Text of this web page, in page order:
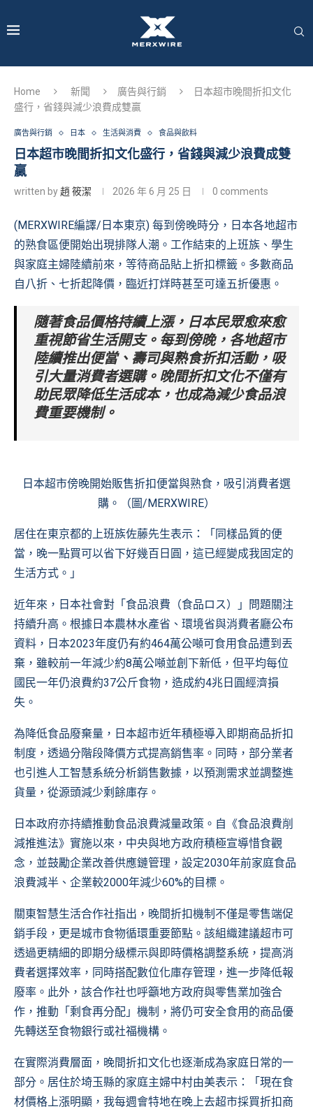
Home 新聞 廣告與行銷
日本超市晚間折扣文化
盛行，省錢與減少浪費成雙贏
廣告與行銷 日本 生活與消費 食品與飲料
日本超市晚間折扣文化盛行，省錢與減少浪費成雙
贏
written by趙 筱潔 2026 年 6 月 25 日 0 comments
(MERXWIRE編譯/日本東京) 每到傍晚時分，日本各地超市
的熟食區便開始出現排隊人潮。工作結束的上班族、學生
與家庭主婦陸續前來，等待商品貼上折扣標籤。多數商品
自八折、七折起降價，臨近打烊時甚至可達五折優惠。
隨著食品價格持續上漲，日本民眾愈來愈
重視節省生活開支。每到傍晚，各地超市
陸續推出便當、壽司與熟食折扣活動，吸
引大量消費者選購。晚間折扣文化不僅有
助民眾降低生活成本，也成為減少食品浪
費重要機制。
日本超市傍晚開始販售折扣便當與熟食，吸引消費者選
購。（圖/MERXWIRE）
居住在東京都的上班族佐藤先生表示：「同樣品質的便
當，晚一點買可以省下好幾百日圓，這已經變成我固定的
生活方式。」
近年來，日本社會對「食品浪費（食品ロス）」問題關注
持續升高。根據日本農林水產省、環境省與消費者廳公布
資料，日本2023年度仍有約464萬公噸可食用食品遭到丟
棄，雖較前一年減少約8萬公噸並創下新低，但平均每位
國民一年仍浪費約37公斤食物，造成約4兆日圓經濟損
失。
為降低食品廢棄量，日本超市近年積極導入即期商品折扣
制度，透過分階段降價方式提高銷售率。同時，部分業者
也引進人工智慧系統分析銷售數據，以預測需求並調整進
貨量，從源頭減少剩餘庫存。
日本政府亦持續推動食品浪費減量政策。自《食品浪費削
減推進法》實施以來，中央與地方政府積極宣導惜食觀
念，並鼓勵企業改善供應鏈管理，設定2030年前家庭食品
浪費減半、企業較2000年減少60%的目標。
關東智慧生活合作社指出，晚間折扣機制不僅是零售端促
銷手段，更是城市食物循環重要節點。該組織建議超市可
透過更精細的即期分級標示與即時價格調整系統，提高消
費者選擇效率，同時搭配數位化庫存管理，進一步降低報
廢率。此外，該合作社也呼籲地方政府與零售業加強合
作，推動「剩食再分配」機制，將仍可安全食用的商品優
先轉送至食物銀行或社福機構。
在實際消費層面，晚間折扣文化也逐漸成為家庭日常的一
部分。居住於埼玉縣的家庭主婦中村由美表示：「現在食
材價格上漲明顯，我每週會特地在晚上去超市採買折扣商